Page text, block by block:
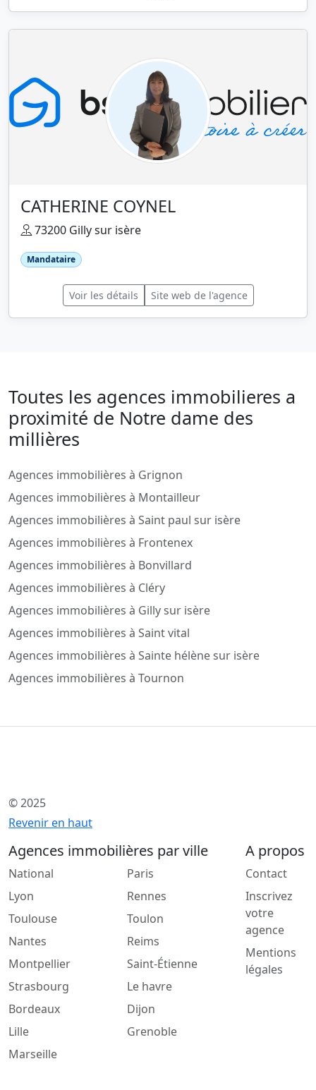
CATHERINE COYNEL
73200 Gilly sur isère
Mandataire
Voir les détails Site web de l'agence
Toutes les agences immobilieres a
proximité de Notre dame des
millières
Agences immobilières à Grignon
Agences immobilières à Montailleur
Agences immobilières à Saint paul sur isère
Agences immobilières à Frontenex
Agences immobilières à Bonvillard
Agences immobilières à Cléry
Agences immobilières à Gilly sur isère
Agences immobilières à Saint vital
Agences immobilières à Sainte hélène sur isère
Agences immobilières à Tournon
© 2025
Revenir en haut
Agences immobilières par ville
National
Lyon
Toulouse
Nantes
Montpellier
Strasbourg
Bordeaux
Lille
Marseille
Paris
Rennes
Toulon
Reims
Saint-Étienne
Le havre
Dijon
Grenoble
A propos
Contact
Inscrivez
votre
agence
Mentions
légales